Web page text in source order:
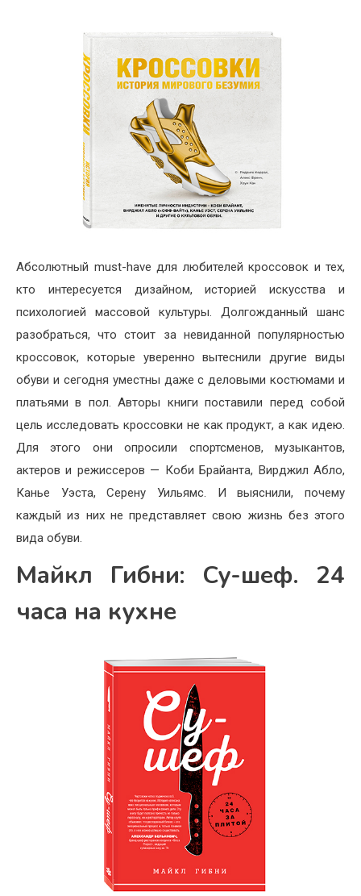
Абсолютный must-have для любителей кроссовок и тех,
кто интересуется дизайном, историей искусства и
психологией массовой культуры. Долгожданный шанс
разобраться, что стоит за невиданной популярностью
кроссовок, которые уверенно вытеснили другие виды
обуви и сегодня уместны даже с деловыми костюмами и
платьями в пол. Авторы книги поставили перед собой
цель исследовать кроссовки не как продукт, а как идею.
Для этого они опросили спортсменов, музыкантов,
актеров и режиссеров — Коби Брайанта, Вирджил Абло,
Канье Уэста, Серену Уильямс. И выяснили, почему
каждый из них не представляет свою жизнь без этого
вида обуви.
Майкл Гибни: Су-шеф. 24
часа на кухне